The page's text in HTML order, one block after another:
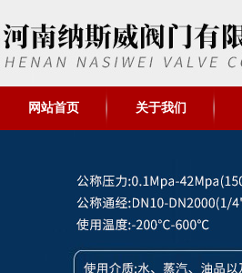
网站首页 关于我们